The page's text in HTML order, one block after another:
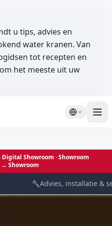
u tips, advies en
water kranen. Van
tot recepten en
het meeste uit uw
Digital Showroom · Showroom
→ Showroom
🔧Advies, installatie &